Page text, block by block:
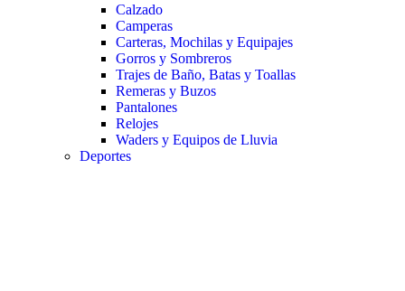
Calzado
Camperas
Carteras, Mochilas y Equipajes
Gorros y Sombreros
Trajes de Baño, Batas y Toallas
Remeras y Buzos
Pantalones
Relojes
Waders y Equipos de Lluvia
Deportes